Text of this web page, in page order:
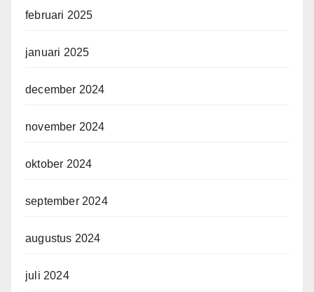
februari 2025
januari 2025
december 2024
november 2024
oktober 2024
september 2024
augustus 2024
juli 2024